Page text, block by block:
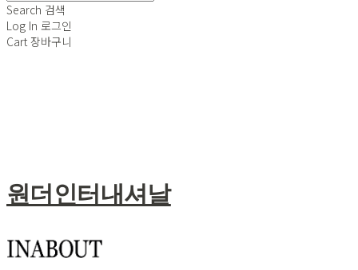
Search 검색
Log In 로그인
Cart 장바구니
원더인터내셔날